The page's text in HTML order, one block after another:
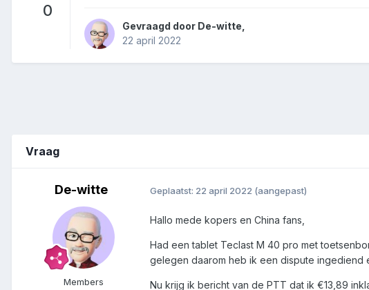
0
Gevraagd door De-witte
22 april 2022
Vraag
De-witte
Members
Geplaatst: 22 april 2022 (aangepast)
Hallo mede kopers en China fans,
Had een tablet Teclast M 40 pro met
gelegen daarom heb ik een dispute ingediend
Nu krijg ik bericht van de PTT dat ik €13,89